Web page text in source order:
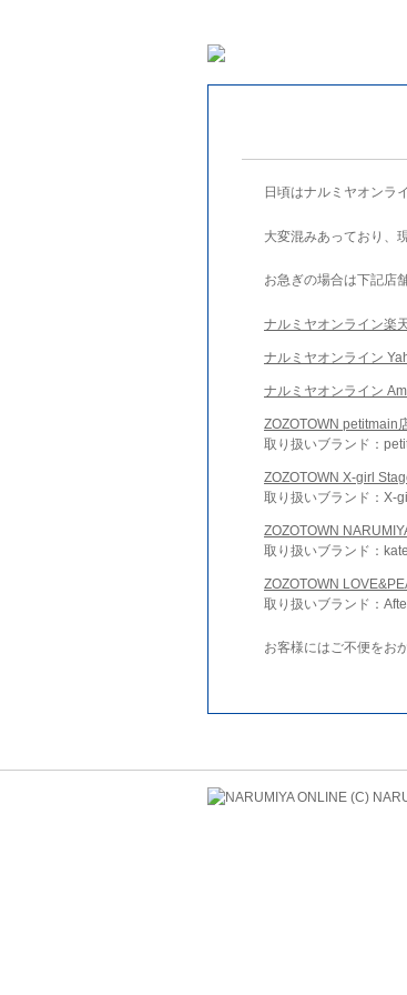
日頃はナルミヤオンラ
大変混みあっており、
お急ぎの場合は下記店
ナルミヤオンライン楽
ナルミヤオンライン
ナルミヤオンライン
ZOZOTOWN petitmain
取り扱いブランド：
ZOZOTOWN X-girl
取り扱いブランド：X-
ZOZOTOWN
取り扱いブランド：
ZOZOTOWN
取り扱いブランド：
お客様にはご不便をお